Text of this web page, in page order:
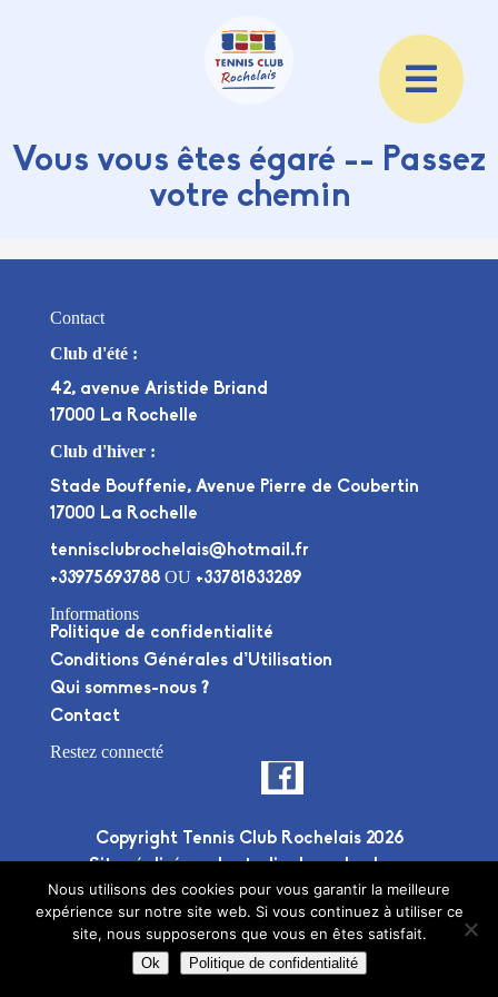
Vous vous êtes égaré -- Passez
votre chemin
Contact
Club d'été :
42, avenue Aristide Briand
17000 La Rochelle
Club d'hiver :
Stade Bouffenie, Avenue Pierre de Coubertin
17000 La Rochelle
tennisclubrochelais@hotmail.fr
+33975693788OU +33781833289
Informations
Politique de confidentialité
Conditions Générales d’Utilisation
Qui sommes-nous ?
Contact
Restez connecté
Copyright Tennis Club Rochelais 2026
Site réalisé par lestudio deuxplusdeux
Nous utilisons des cookies pour vous garantir la meilleure
expérience sur notre site web. Si vous continuez à utiliser ce
site, nous supposerons que vous en êtes satisfait.
Ok Politique de confidentialité